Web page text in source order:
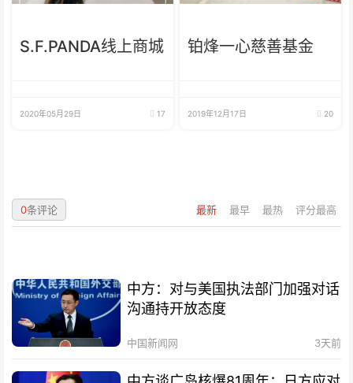
S.F.PANDA线上商城
2020年05月29日 17
铂烽一心慈善基金
2019年12月17日 20
最新 最早 最热 评分最高
0条评论
中方：对与美国执法部门加强对话
沟通持开放态度
中国新闻网 3天前